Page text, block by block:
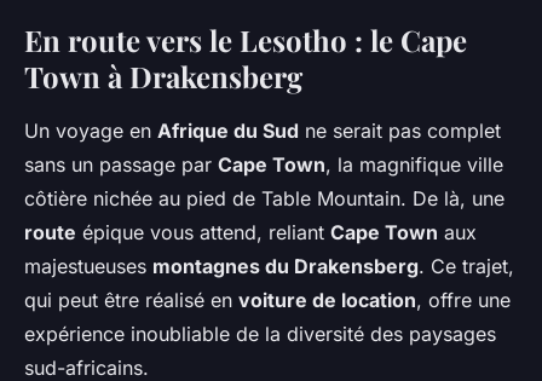
En route vers le Lesotho : le Cape
Town à Drakensberg
Un voyage en Afrique du Sud ne serait pas complet
sans un passage par Cape Town, la magnifique ville
côtière nichée au pied de Table Mountain. De là, une
route épique vous attend, reliant Cape Town aux
majestueuses montagnes du Drakensberg. Ce trajet,
qui peut être réalisé en voiture de location, offre une
expérience inoubliable de la diversité des paysages
sud-africains.